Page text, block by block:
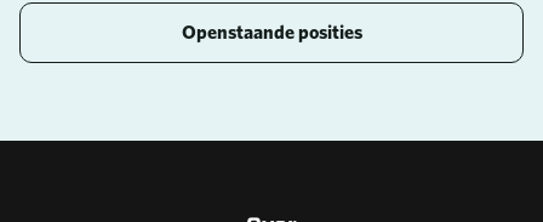
Openstaande posities